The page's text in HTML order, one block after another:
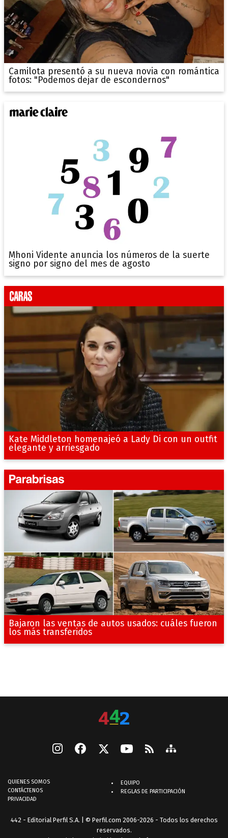
Camilota presentó a su nueva novia con romántica
fotos: "Podemos dejar de escondernos"
Mhoni Vidente anuncia los números de la suerte
signo por signo del mes de agosto
Kate Middleton homenajeó a Lady Di con un outfit
elegante y arriesgado
Bajaron las ventas de autos usados: cuáles fueron
los más transferidos
QUIENES SOMOS
CONTÁCTENOS
PRIVACIDAD
EQUIPO
REGLAS DE PARTICIPACIÓN
442 - Editorial Perfil S.A. | © Perfil.com 2006-2026 - Todos los derechos
reservados.